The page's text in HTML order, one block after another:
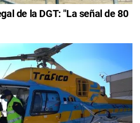
de la DGT: "La señal de 80